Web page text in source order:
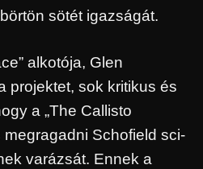
sötét igazságát.
alkotója, Glen
projektet, sok kritikus és
a „The Callisto
megragadni Schofield sci-
varázsát. Ennek a